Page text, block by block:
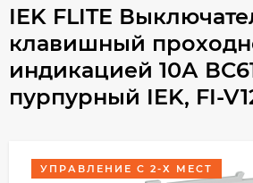
IEK FLITE
клавишный
индикацией 10А
пурпурный IEK, FI-
УПРАВЛЕНИЕ С 2-Х МЕСТ